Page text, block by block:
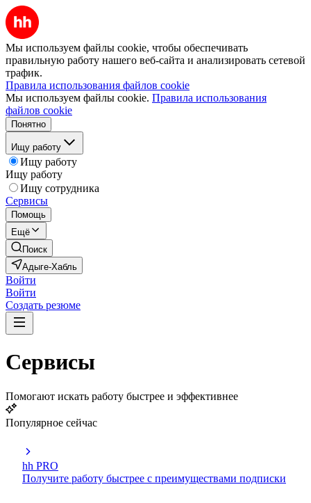
Мы используем файлы cookie, чтобы обеспечивать
правильную работу нашего веб-сайта и анализировать сетевой
трафик.
Правила использования файлов cookie
Мы используем файлы cookie. Правила использования
файлов cookie
Понятно
Ищу работу
Ищу работу
Ищу работу
Ищу сотрудника
Сервисы
Помощь
Ещё
Поиск
Адыге-Хабль
Войти
Войти
Создать резюме
Сервисы
Помогают искать работу быстрее и эффективнее
Популярное сейчас
hh PRO
Получите работу быстрее с преимуществами подписки